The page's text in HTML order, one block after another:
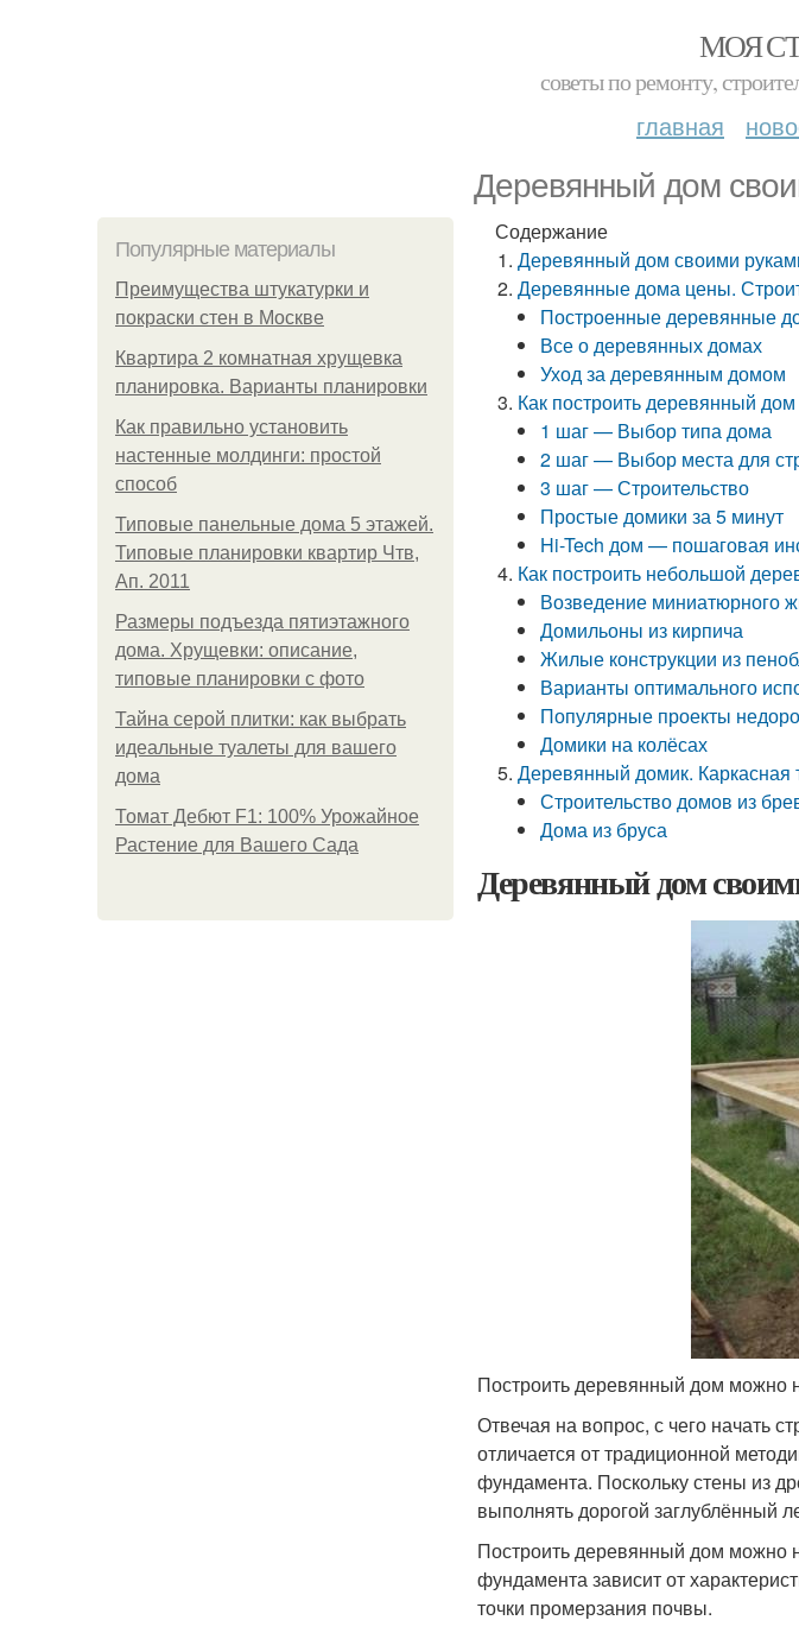
МОЯ
советы по ремонту,
главная
Деревянный дом
Популярные материалы
Преимущества штукатурки и
покраски стен в Москве
Квартира 2 комнатная хрущевка
планировка. Варианты планировки
Как правильно установить
настенные молдинги: простой
способ
Типовые панельные дома 5 этажей.
Типовые планировки квартир Чтв,
Ап. 2011
Размеры подъезда пятиэтажного
дома. Хрущевки: описание,
типовые планировки с фото
Тайна серой плитки: как выбрать
идеальные туалеты для вашего
дома
Томат Дебют F1: 100% Урожайное
Растение для Вашего Сада
Содержание
Деревянный дом своими
Деревянные дома цены.
Построенные деревянные
Все о деревянных домах
Уход за деревянным домом
Как построить деревянный
1 шаг — Выбор типа дома
2 шаг — Выбор места для
3 шаг — Строительство
Простые домики за 5 минут
Hi-Tech дом — пошаговая
Как построить небольшой
Возведение миниатюрного
Домильоны из кирпича
Жилые конструкции из
Варианты оптимального
Популярные проекты
Домики на колёсах
Деревянный домик. Каркасная
Строительство домов из
Дома из бруса
Деревянный дом
Построить деревянный дом можно
Отвечая на вопрос, с чего начать
отличается от традиционной
фундамента. Поскольку стены из
выполнять дорогой заглублённый
Построить деревянный дом можно
фундамента зависит от
точки промерзания почвы.